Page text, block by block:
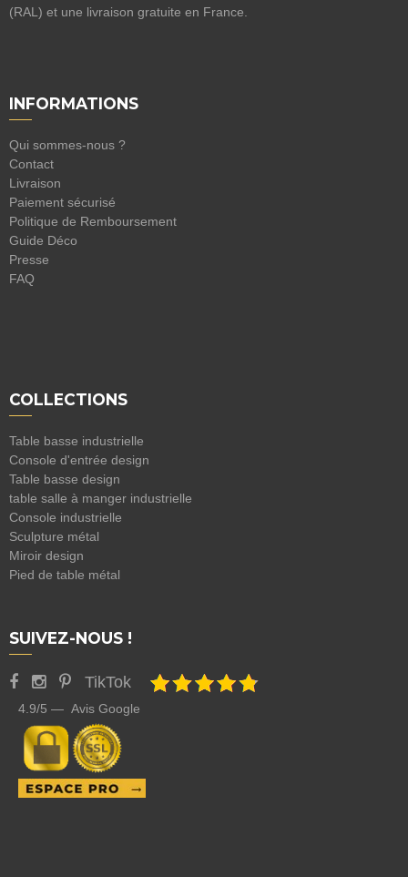
(RAL) et une livraison gratuite en France.
INFORMATIONS
Qui sommes-nous ?
Contact
Livraison
Paiement sécurisé
Politique de Remboursement
Guide Déco
Presse
FAQ
COLLECTIONS
Table basse industrielle
Console d'entrée design
Table basse design
table salle à manger industrielle
Console industrielle
Sculpture métal
Miroir design
Pied de table métal
SUIVEZ-NOUS !
TikTok
4.9/5 — Avis Google